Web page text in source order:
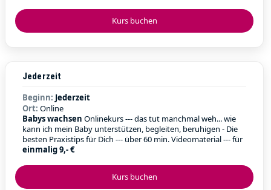
Kurs buchen
Kurs buchen
Jederzeit
Beginn: Jederzeit
Ort: Online
Babys wachsen Onlinekurs --- das tut manchmal weh... wie
kann ich mein Baby unterstützen, begleiten, beruhigen - Die
besten Praxistips für Dich --- über 60 min. Videomaterial --- für
einmalig 9,- €